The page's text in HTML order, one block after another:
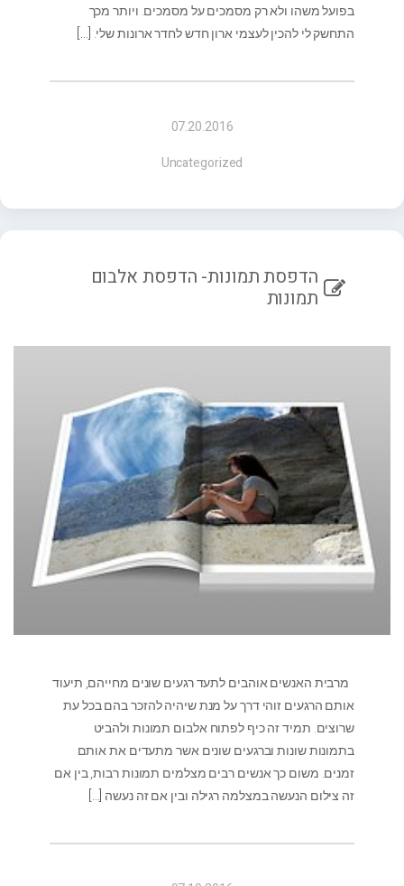
בפועל משהו ולא רק מסמכים על מסמכים. ויותר מכך
התחשק לי להכין לעצמי ארון חדש לחדר ארונות שלי. […]
07.20.2016
Uncategorized
הדפסת תמונות- הדפסת אלבום
תמונות
מרבית האנשים אוהבים לתעד רגעים שונים מחייהם, תיעוד
אותם הרגעים זוהי דרך על מנת שיהיה להזכר בהם בכל עת
שרוצים. תמיד זה כיף לפתוח אלבום תמונות ולהביט
בתמונות שונות וברגעים שונים אשר מתעדים את אותם
זמנים. משום כך אנשים רבים מצלמים תמונות רבות, בין אם
זה צילום הנעשה במצלמה רגילה ובין אם זה נעשה […]